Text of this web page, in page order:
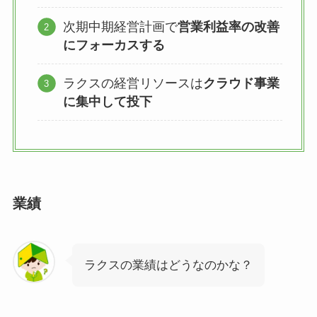
次期中期経営計画で営業利益率の改善
にフォーカスする
ラクスの経営リソースはクラウド事業
に集中して投下
業績
ラクスの業績はどうなのかな？